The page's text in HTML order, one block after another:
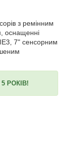
з ремінним
оснащенні
7" сенсорним
5 РОКІВ!